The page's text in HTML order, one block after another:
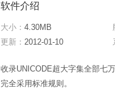
软件介绍
大小： 4.30MB
更新： 2012-01-10
收录UNICODE超大字集全部七
完全采用标准规则。